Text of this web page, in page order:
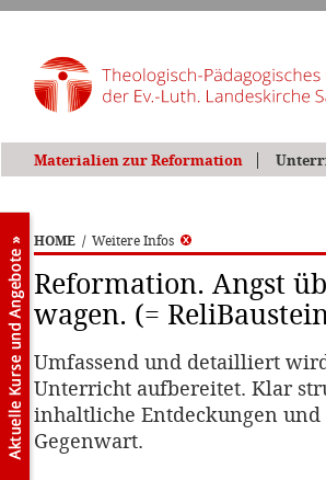
Materialien zur Reformation
HOME / Weitere Infos
Reformation. Angst
wagen. (=
Umfassend und detailliert
Unterricht aufbereitet. Klar
inhaltliche Entdeckungen
Gegenwart.